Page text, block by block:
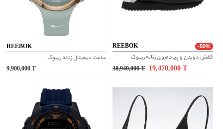
REEBOK
ساعت دیجیتال زنانه ریبوک
9,900,000
REEBOK -50%
کفش دویدن و پیاده‌روی زنانه ریبوک
38,940,000 T 19,470,000